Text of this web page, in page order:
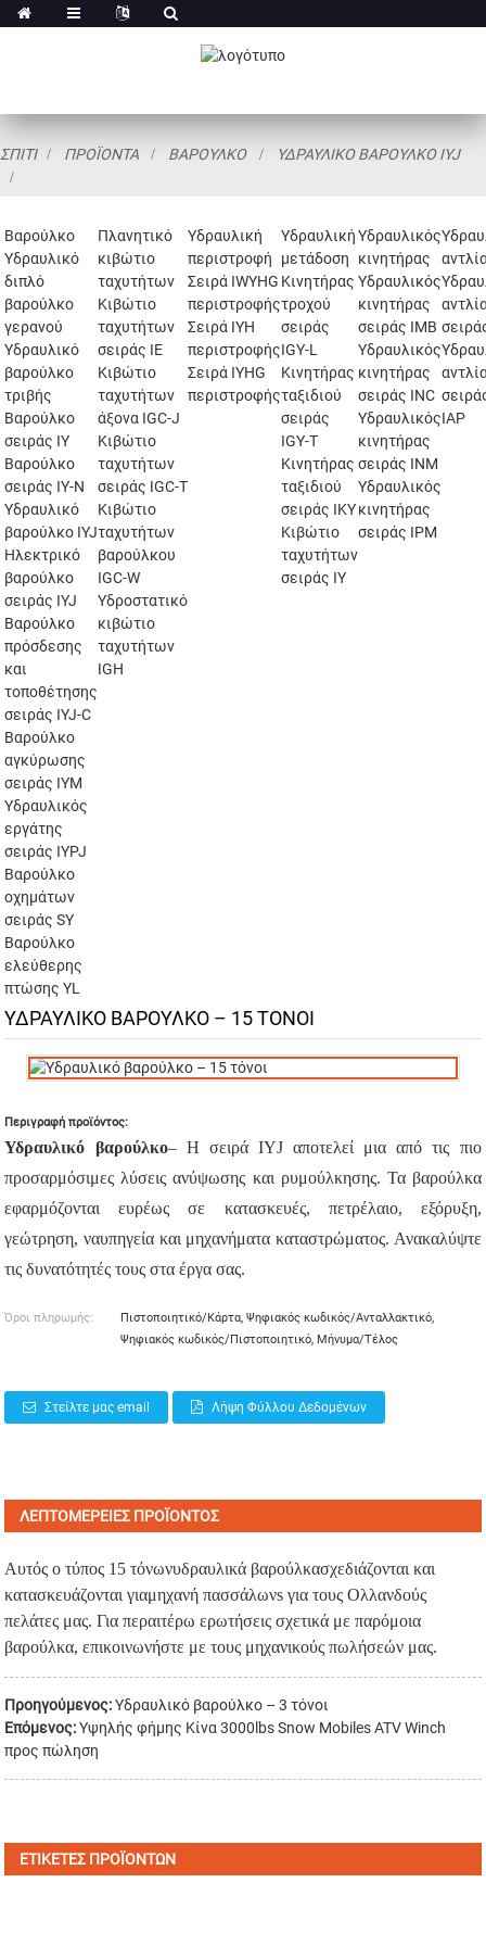
ΣΠΊΤΙ ΠΡΟΪΌΝΤΑ ΒΑΡΟΎΛΚΟ ΥΔΡΑΥΛΙΚΌ ΒΑΡΟΎΛΚΟ IYJ
Βαρούλκο
Υδραυλικό
διπλό
βαρούλκο
γερανού
Υδραυλικό
βαρούλκο
τριβής
Βαρούλκο
σειράς IY
Βαρούλκο
σειράς IY-N
Υδραυλικό
βαρούλκο IYJ
Ηλεκτρικό
βαρούλκο
σειράς IYJ
Βαρούλκο
πρόσδεσης
και
τοποθέτησης
σειράς IYJ-C
Βαρούλκο
αγκύρωσης
σειράς IYM
Υδραυλικός
εργάτης
σειράς IYPJ
Βαρούλκο
οχημάτων
σειράς SY
Βαρούλκο
ελεύθερης
πτώσης YL
Πλανητικό
κιβώτιο
ταχυτήτων
Κιβώτιο
ταχυτήτων
σειράς IE
Κιβώτιο
ταχυτήτων
άξονα IGC-J
Κιβώτιο
ταχυτήτων
σειράς IGC-T
Κιβώτιο
ταχυτήτων
βαρούλκου
IGC-W
Υδροστατικό
κιβώτιο
ταχυτήτων
IGH
Υδραυλική
περιστροφή
Σειρά IWYHG
περιστροφής
Σειρά IYH
περιστροφής
Σειρά IYHG
περιστροφής
Υδραυλική
μετάδοση
Κινητήρας
τροχού
σειράς
IGY-L
Κινητήρας
ταξιδιού
σειράς
IGY-T
Κινητήρας
ταξιδιού
σειράς IKY
Κιβώτιο
ταχυτήτων
σειράς IY
Υδραυλικός
κινητήρας
Υδραυλικός
κινητήρας
σειράς IMB
Υδραυλικός
κινητήρας
σειράς INC
Υδραυλικός
κινητήρας
σειράς INM
Υδραυλικός
κινητήρας
σειράς IPM
IAP
ΥΔΡΑΥΛΙΚΌ ΒΑΡΟΎΛΚΟ – 15 ΤΌΝΟΙ
Περιγραφή προϊόντος:
Υδραυλικό βαρούλκο– Η σειρά IYJ αποτελεί μια από τις πιο
προσαρμόσιμες λύσεις ανύψωσης και ρυμούλκησης. Τα βαρούλκα
εφαρμόζονται ευρέως σε κατασκευές, πετρέλαιο, εξόρυξη,
γεώτρηση, ναυπηγεία και μηχανήματα καταστρώματος. Ανακαλύψτε
τις δυνατότητές τους στα έργα σας.
Όροι πληρωμής:
Πιστοποιητικό/Κάρτα, Ψηφιακός κωδικός/Ανταλλακτικό,
Ψηφιακός κωδικός/Πιστοποιητικό, Μήνυμα/Τέλος
Στείλτε μας email Λήψη Φύλλου Δεδομένων
ΛΕΠΤΟΜΈΡΕΙΕΣ ΠΡΟΪΌΝΤΟΣ
Αυτός ο τύπος 15 τόνωνυδραυλικά βαρούλκασχεδιάζονται και
κατασκευάζονται γιαμηχανή πασσάλωνs για τους Ολλανδούς
πελάτες μας. Για περαιτέρω ερωτήσεις σχετικά με παρόμοια
βαρούλκα, επικοινωνήστε με τους μηχανικούς πωλήσεών μας.
Προηγούμενος: Υδραυλικό βαρούλκο – 3 τόνοι
Επόμενος: Υψηλής φήμης Κίνα 3000lbs Snow Mobiles ATV Winch
προς πώληση
ΕΤΙΚΈΤΕΣ ΠΡΟΪΌΝΤΩΝ